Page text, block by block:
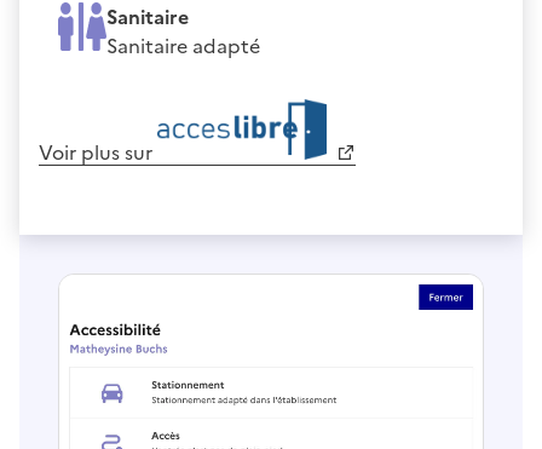
Sanitaire
Sanitaire adapté
Voir plus sur